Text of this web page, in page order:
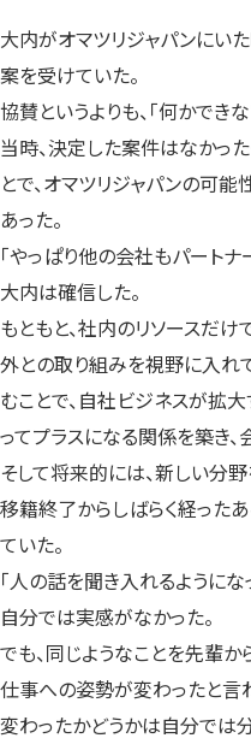
大内がオマツリジャパンにい
案を受けていた。
協賛というよりも、「何かでき
当時、決定した案件はなかっ
とで、オマツリジャパンの可
あった。
「やっぱり他の会社もパート
大内は確信した。
もともと、社内のリソースだ
外との取り組みを視野に入れ
むことで、自社ビジネスが拡
ってプラスになる関係を築き、
そして将来的には、新しい分
移籍終了からしばらく経った
ていた。
「人の話を聞き入れるようにな
自分では実感がなかった。
でも、同じようなことを先輩か
仕事への姿勢が変わったと言
変わったかどうかは自分では